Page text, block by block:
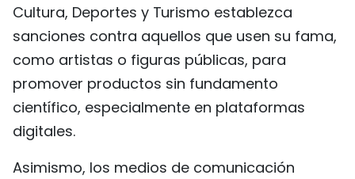
Cultura, Deportes y Turismo establezca
sanciones contra aquellos que usen su fama,
como artistas o figuras públicas, para
promover productos sin fundamento
científico, especialmente en plataformas
digitales.
Asimismo, los medios de comunicación